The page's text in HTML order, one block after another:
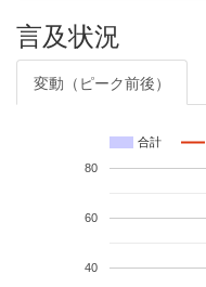
言及状況
変動（ピーク前後）
合計
40
60
80